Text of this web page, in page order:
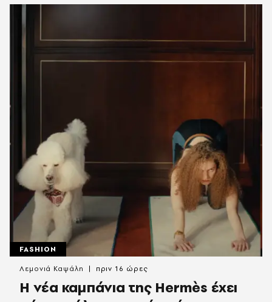
FASHION
Η νέα καμπάνια της Hermès έχει
Λεμονιά Καψάλη πριν 16 ώρες